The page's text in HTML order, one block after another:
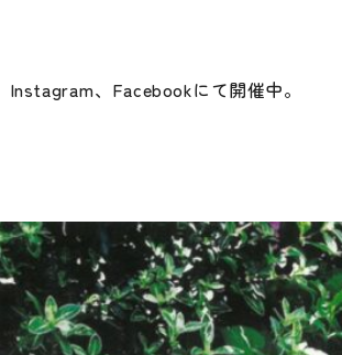
、Facebookにて開催中。